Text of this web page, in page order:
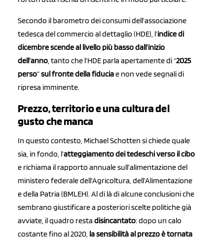
Secondo il barometro dei consumi dell’associazione
tedesca del commercio al dettaglio (HDE), l’indice di
dicembre scende al livello più basso dall’inizio
dell’anno , tanto che l’HDE parla apertamente di “2025
perso”sul fronte della fiduciae non vede segnali di
ripresa imminente.
Prezzo, territorio e una cultura del
gusto che manca
In questo contesto, Michael Schotten si chiede quale
sia, in fondo, l’atteggiamento dei tedeschi verso il cibo
e richiama il rapporto annuale sull’alimentazione del
ministero federale dell’Agricoltura, dell’Alimentazione
e della Patria (BMLEH). Al di là di alcune conclusioni che
sembrano giustificare a posteriori scelte politiche già
avviate, il quadro resta disincantato: dopo un calo
costante fino al 2020, la sensibilità al prezzo è tornata